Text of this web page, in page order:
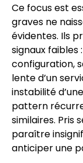
Ce focus est
graves ne
évidentes. Ils
signaux
configuration,
lente d’un
instabilité
pattern
similaires. Pris
paraître
anticiper une